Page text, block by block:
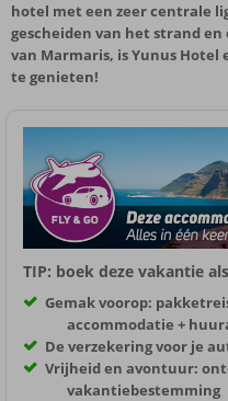
hotel met een zeer centrale
gescheiden van het strand
van Marmaris, is Yunus
te genieten!
TIP: boek deze vakantie
Gemak voorop:
accommodatie +
De verzekering voor je
Vrijheid en avontuur:
vakantiebestemming